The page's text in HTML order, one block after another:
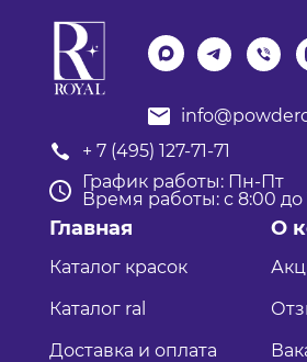
+ 7 (495) 127-71-71
График работы: Пн-Пт
Время работы: с 8:00 до
Главная
Каталог красок
Каталог ral
Доставка и оплата
О